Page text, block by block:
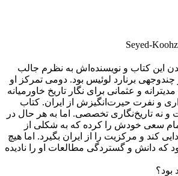
Seyed-
این کتاب و نویسنده‌اش به نظرم جالب
برنارد لوئیس بود. دومی تمرکز او
و عثمانی برای نگار تاریخ خاورمیانه
و نفرت حیرت‌انگیزش از ایران. کتاب
و نه تاریخ‌نگاری تخصصی. اما به هر حال در
سعی خودش را کرده که به شکلی از
کند و مرکزیت را از ایران بگیرد. اما هیچ
که دانش و گستردگی مطالعات او را نادیده
بود؟